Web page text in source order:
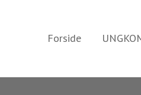
Forside